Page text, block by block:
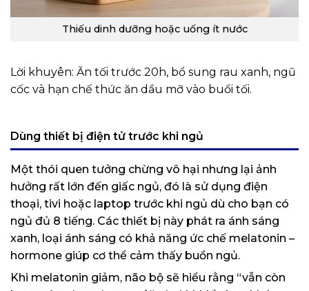
Thiếu dinh dưỡng hoặc uống ít nước
Lời khuyên: Ăn tối trước 20h, bổ sung rau xanh, ngũ
cốc và hạn chế thức ăn dầu mỡ vào buổi tối.
Dùng thiết bị điện tử trước khi ngủ
Một thói quen tưởng chừng vô hại nhưng lại ảnh
hưởng rất lớn đến giấc ngủ, đó là sử dụng điện
thoại, tivi hoặc laptop trước khi ngủ dù cho bạn có
ngủ đủ 8 tiếng. Các thiết bị này phát ra ánh sáng
xanh, loại ánh sáng có khả năng ức chế melatonin –
hormone giúp cơ thể cảm thấy buồn ngủ.
Khi melatonin giảm, não bộ sẽ hiểu rằng “vẫn còn